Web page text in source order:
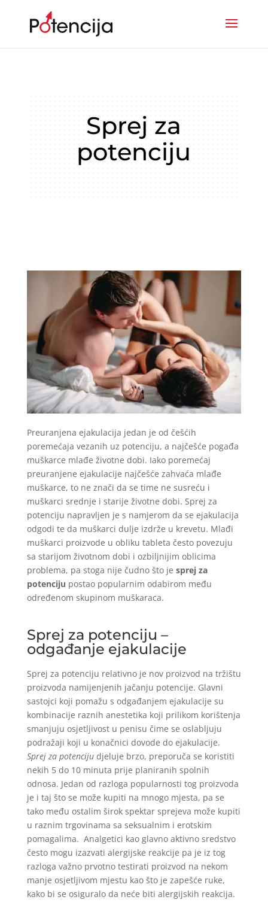
Sprej za
potenciju
Preuranjena ejakulacija jedan je od češćih
poremećaja vezanih uz potenciju, a najčešće pogađa
muškarce mlađe životne dobi. Iako poremećaj
preuranjene ejakulacije najčešće zahvaća mlađe
muškarce, to ne znači da se time ne susreću i
muškarci srednje i starije životne dobi. Sprej za
potenciju napravljen je s namjerom da se ejakulacija
odgodi te da muškarci dulje izdrže u krevetu. Mlađi
muškarci proizvode u obliku tableta često povezuju
sa starijom životnom dobi i ozbiljnijim oblicima
problema, pa stoga nije čudno što je sprej za
potenciju postao popularnim odabirom među
određenom skupinom muškaraca.
Sprej za potenciju –
odgađanje ejakulacije
Sprej za potenciju relativno je nov proizvod na tržištu
proizvoda namijenjenih jačanju potencije. Glavni
sastojci koji pomažu s odgađanjem ejakulacije su
kombinacije raznih anestetika koji prilikom korištenja
smanjuju osjetljivost u penisu čime se oslabljuju
podražaji koji u konačnici dovode do ejakulacije.
Sprej za potencijudjeluje brzo, preporuča se koristiti
nekih 5 do 10 minuta prije planiranih spolnih
odnosa. Jedan od razloga popularnosti tog proizvoda
je i taj što se može kupiti na mnogo mjesta, pa se
tako među ostalim širok spektar sprejeva može kupiti
u raznim trgovinama sa seksualnim i erotskim
pomagalima. Analgetici kao glavno aktivno sredstvo
često mogu izazvati alergijske reakcije pa je iz tog
razloga važno prvotno testirati proizvod na nekom
manje osjetljivom mjestu kao što je zapešće ruke,
kako bi se osiguralo da neće biti alergijskih reakcija.